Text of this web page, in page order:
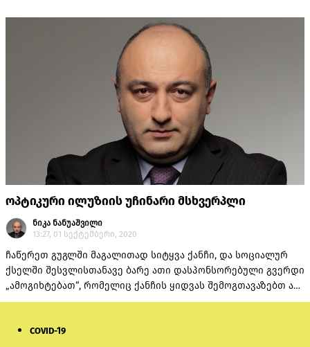
ოპტიკური ილუზიის უჩინარი მსხვერპლი
ნიკა ნანუაშვილი
13:27, 01 სექტემბერი, 2020
ჩაწერეთ გუგლში მაგალითად სიტყვა ქანჩი, და სოციალურ
ქსელში შესვლისთანავე ბარე ათი დასპონსორებული გვერდი
„ამოგიხტებათ“, რომელიც ქანჩის ყიდვას შემოგთავაზებთ ან
ქანჩზე მოგიყვებათ.
COVID-19